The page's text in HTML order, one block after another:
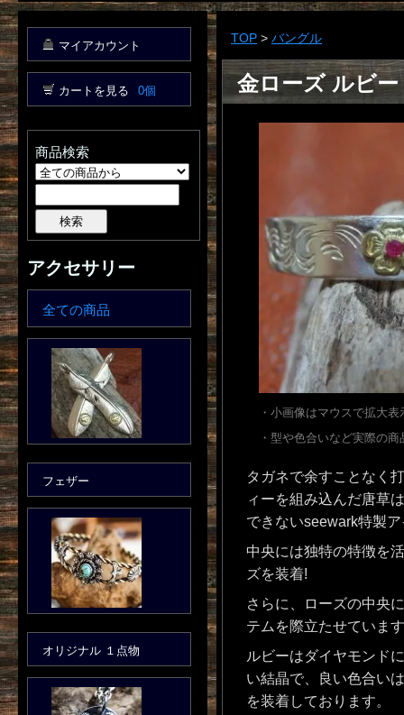
TOP > バングル
金ローズ ルビ
・小画像はマウスで拡大
・型や色合いなど実際の
タガネで余すことなく
ィーを組み込んだ唐草
できないseewark特製
中央には独特の特徴を
ズを装着!
さらに、ローズの中央
テムを際立たせていま
ルビーはダイヤモンド
い結晶で、良い色合い
を装着しております。
マイアカウント
カートを見る 0個
商品検索
アクセサリー
全ての商品
フェザー
オリジナル １点物